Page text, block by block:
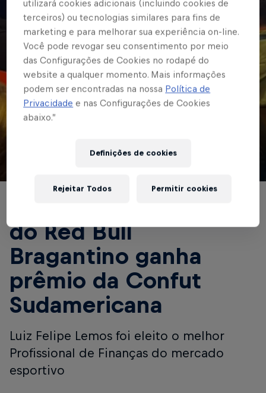
do Red Bull
Bragantino ganha
prêmio da Confut
Sudamericana
Luiz Felipe Lemos foi eleito o melhor
Profissional de Finanças do mercado
esportivo
utilizará cookies adicionais (incluindo cookies de
terceiros) ou tecnologias similares para fins de
marketing e para melhorar sua experiência on-line.
Você pode revogar seu consentimento por meio
das Configurações de Cookies no rodapé do
website a qualquer momento. Mais informações
podem ser encontradas na nossa Política de
Privacidade e nas Configurações de Cookies
abaixo.”
Definições de cookies
Rejeitar Todos Permitir cookies